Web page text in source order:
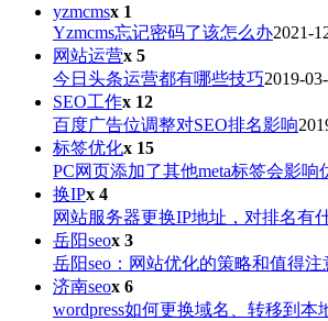
yzmcmsx 1
Yzmcms忘记密码了该怎么办2021-
网站运营x 5
今日头条运营都有哪些技巧2019-
SEO工作x 12
百度广告位调整对SEO排名影响
标签优化x 15
PC网页添加了其他meta标签会影响
换IPx 4
网站服务器更换IP地址，对排名有
岳阳seox 3
岳阳seo：网站优化的策略和值得注
济南seox 6
wordpress如何更换域名、转移到本